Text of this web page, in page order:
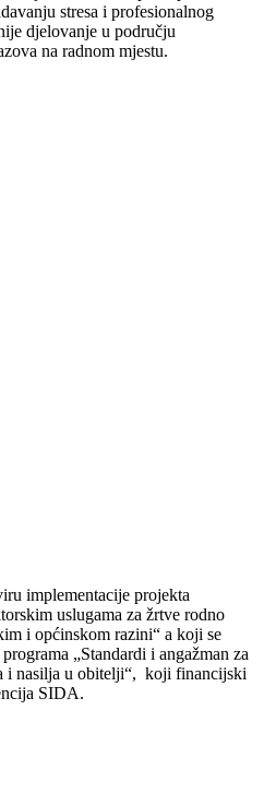
stresa i profesionalnog
djelovanje u području
na radnom mjestu.
implementacije projekta
uslugama za žrtve rodno
i općinskom razini“ a koji se
„Standardi i angažman za
i nasilja u obitelji“, koji financijski
SIDA.